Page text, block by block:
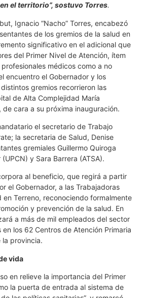
el territorio”, sostuvo Torres.
Ignacio “Nacho” Torres, encabezó
de los gremios de la salud en
significativo en el adicional que
del Primer Nivel de Atención, ítem
médicos como a no
encuentro el Gobernador y los
gremios recorrieron las
de Alta Complejidad María
de cara a su próxima inauguración.
el secretario de Trabajo
la secretaria de Salud, Denise
gremiales Guillermo Quiroga
y Sara Barrera (ATSA).
al beneficio, que regirá a partir
el Gobernador, a las Trabajadoras
en Terreno, reconociendo formalmente
y prevención de la salud. En
a más de mil empleados del sector
los 62 Centros de Atención Primaria
la provincia.
vida
en relieve la importancia del Primer
la puerta de entrada al sistema de